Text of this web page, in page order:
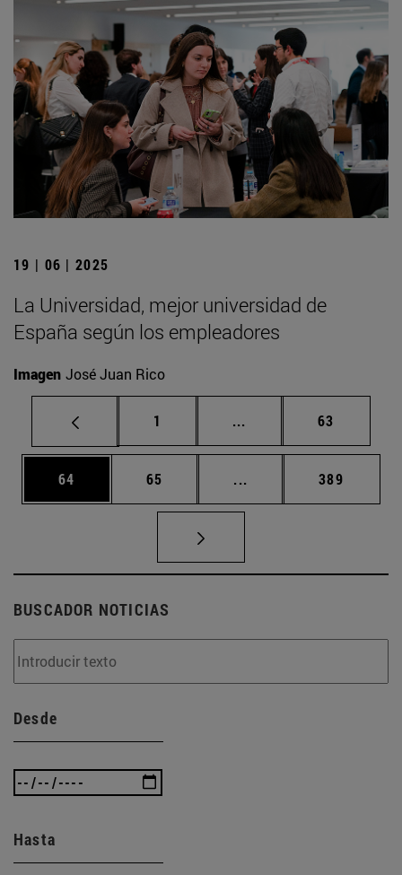
19 | 06 | 2025
La Universidad, mejor universidad de
España según los empleadores
Imagen José Juan Rico
Página
1 ... Páginas intermedias
Página
63
Página
64 Página
65 ... Páginas intermedias
Página
389
BUSCADOR NOTICIAS
Desde
Hasta